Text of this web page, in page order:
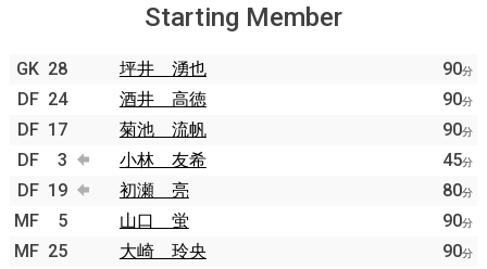
Starting Member
GK 28 坪井 湧也 90分
DF 24 酒井 高徳 90分
DF 17 菊池 流帆 90分
DF 3 小林 友希 45分
DF 19 初瀬 亮 80分
MF 5 山口 蛍 90分
MF 25 大崎 玲央 90分